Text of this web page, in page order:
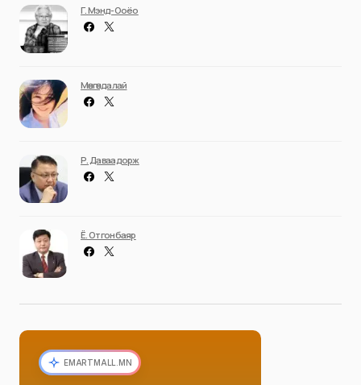
Г. Мэнд-Ооёо
Мөнгөндалай
Р. Даваадорж
Ё. Отгонбаяр
EMARTMALL.MN